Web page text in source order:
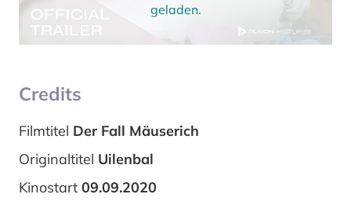
geladen.
Credits
Filmtitel Der Fall Mäuserich
Originaltitel Uilenbal
Kinostart 09.09.2020